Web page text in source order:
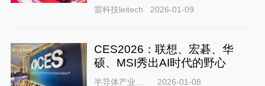
雷科技leitech 2026-01-09
CES2026：联想、宏碁、华
硕、MSI秀出AI时代的野心
2026-01-08